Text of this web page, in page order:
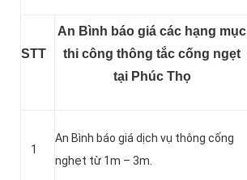
STT
An Bình báo giá các hạng mục
thi công thông tắc cống ngẹt
tại Phúc Thọ
1
An Bình báo giá dịch vụ thông cống
nghẹt từ 1m – 3m.